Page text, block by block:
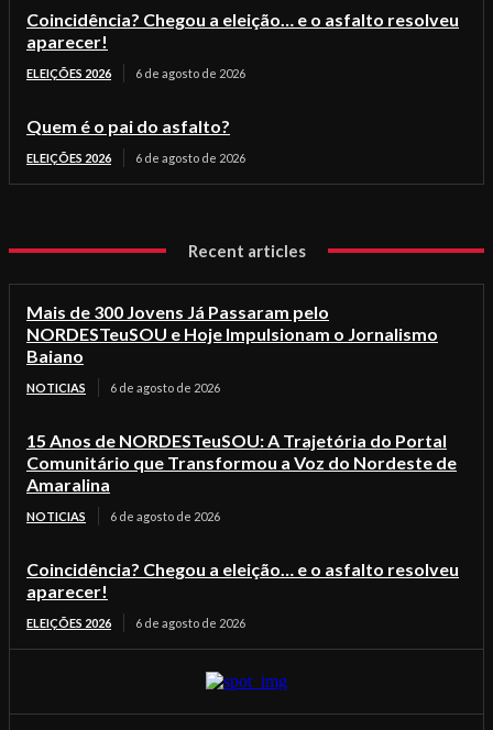
Coincidência? Chegou a eleição… e o asfalto resolveu
aparecer!
ELEIÇÕES 2026 6 de agosto de 2026
Quem é o pai do asfalto?
ELEIÇÕES 2026 6 de agosto de 2026
Recent articles
Mais de 300 Jovens Já Passaram pelo
NORDESTeuSOU e Hoje Impulsionam o Jornalismo
Baiano
NOTICIAS 6 de agosto de 2026
15 Anos de NORDESTeuSOU: A Trajetória do Portal
Comunitário que Transformou a Voz do Nordeste de
Amaralina
NOTICIAS 6 de agosto de 2026
Coincidência? Chegou a eleição… e o asfalto resolveu
aparecer!
ELEIÇÕES 2026 6 de agosto de 2026